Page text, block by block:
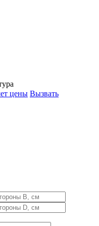
цены Вызвать